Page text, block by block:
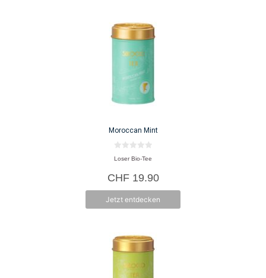
Moroccan Mint
0
v
n
5
Loser Bio-Tee
CHF19.90
Jetzt entdecken